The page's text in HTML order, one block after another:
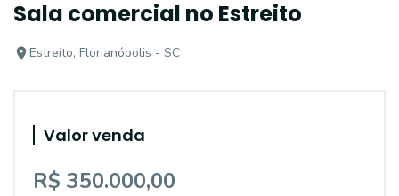
Sala comercial no Estreito
Estreito, Florianópolis - SC
Valor venda
R$ 350.000,00